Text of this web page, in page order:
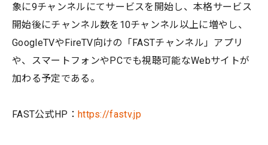
象に9チャンネルにてサービスを開始し、本格サービス
開始後にチャンネル数を10チャンネル以上に増やし、
GoogleTVやFireTV向けの「FASTチャンネル」アプリ
や、スマートフォンやPCでも視聴可能なWebサイトが
加わる予定である。
FAST公式HP： https://fastv.jp